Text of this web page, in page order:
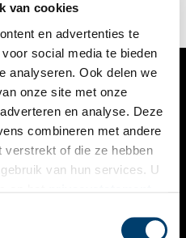
van cookies
en advertenties te
social media te bieden
analyseren. Ook delen we
onze site met onze
en analyse. Deze
combineren met andere
verstrekt of die ze hebben
van hun services. U